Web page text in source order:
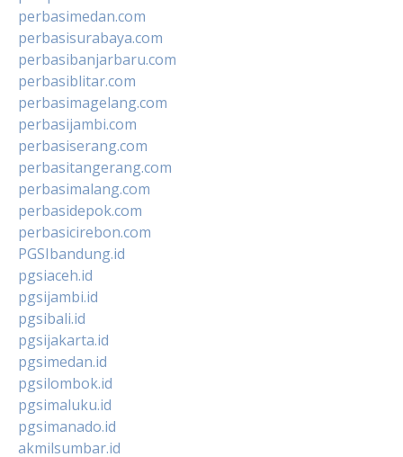
perbasimedan.com
perbasisurabaya.com
perbasibanjarbaru.com
perbasiblitar.com
perbasimagelang.com
perbasijambi.com
perbasiserang.com
perbasitangerang.com
perbasimalang.com
perbasidepok.com
perbasicirebon.com
PGSIbandung.id
pgsiaceh.id
pgsijambi.id
pgsibali.id
pgsijakarta.id
pgsimedan.id
pgsilombok.id
pgsimaluku.id
pgsimanado.id
akmilsumbar.id